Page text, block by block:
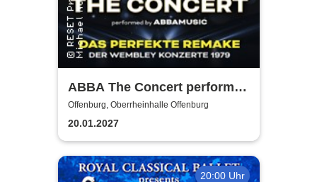
ABBA The Concert performed
by ABBAMUSIC
Offenburg, Oberrheinhalle Offenburg
20.01.2027
20:00 Uhr